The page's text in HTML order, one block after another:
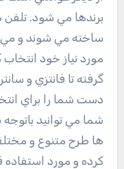
ساخته مي شوند و مي
مورد نياز خود
گرفته تا فانتزي و
دست شما را براي
شما مي توانيد
ها طرح متنوع و
کرده و مورد استفاده